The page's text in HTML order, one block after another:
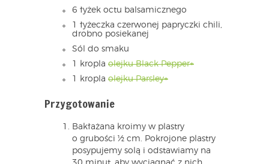
6 łyżek octu balsamicznego
1 łyżeczka czerwonej papryczki chili,
drobno posiekanej
Sól do smaku
1 kropla olejku Black Pepper+
1 kropla olejku Parsley+
Przygotowanie
Bakłażana kroimy w plastry
o grubości ½ cm. Pokrojone plastry
posypujemy solą i odstawiamy na